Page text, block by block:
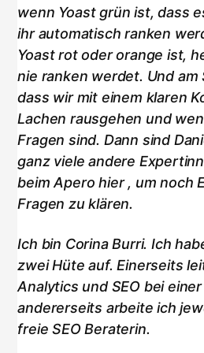
wenn Yoast grün ist, dass
ihr automatisch ranken
Yoast rot oder orange ist,
nie ranken werdet. Und am
dass wir mit einem klaren
Lachen rausgehen und
Fragen sind. Dann sind
ganz viele andere
beim Apero hier , um noch
Fragen zu klären.
Ich bin Corina Burri. Ich
zwei Hüte auf. Einerseits
Analytics und SEO bei
andererseits arbeite ich
freie SEO Beraterin.